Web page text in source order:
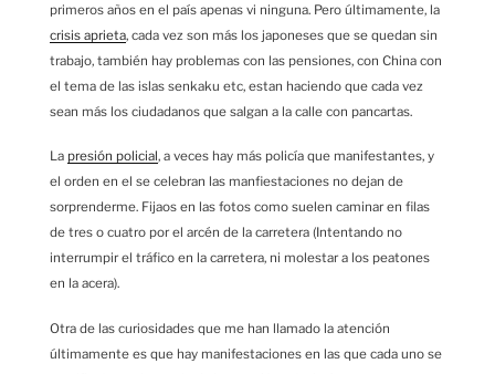
primeros años en el país apenas vi ninguna. Pero últimamente, la
crisis aprieta, cada vez son más los japoneses que se quedan sin
trabajo, también hay problemas con las pensiones, con China con
el tema de las islas senkaku etc, estan haciendo que cada vez
sean más los ciudadanos que salgan a la calle con pancartas.
La presión policial, a veces hay más policía que manifestantes, y
el orden en el se celebran las manfiestaciones no dejan de
sorprenderme. Fijaos en las fotos como suelen caminar en filas
de tres o cuatro por el arcén de la carretera (Intentando no
interrumpir el tráfico en la carretera, ni molestar a los peatones
en la acera).
Otra de las curiosidades que me han llamado la atención
últimamente es que hay manifestaciones en las que cada uno se